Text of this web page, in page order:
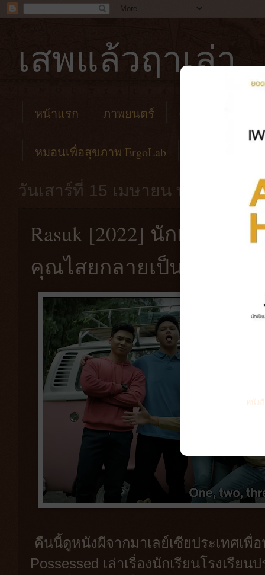
เสพแล้วฤาเล่า
หน้าแรก ภาพยนตร์ คาเฟ่
หมอนเพื่อสุขภาพ ErgoLab
วันเสาร์ที่ 15 เมษายน พ.ศ. 2566
Rasuk [2022] นักเรียนโร
คุณไสยกลายเป็นซอมบี้
คืนนี้ดูหนังผีจากมาเลย์เซียประเทศเพื่
Possessed เล่าเรื่องนักเรียนโรงเรีย
หนัง